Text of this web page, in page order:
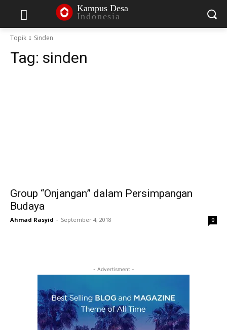
Kampus Desa
Indonesia
Topik Sinden
Tag: sinden
Group “Onjangan” dalam Persimpangan
Budaya
Ahmad Rasyid - September 4, 2018 0
- Advertisment -